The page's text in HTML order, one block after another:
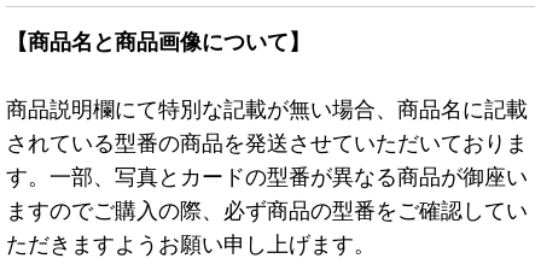
【商品名と商品画像について】
商品説明欄にて特別な記載が無い場合、商品名に記載
されている型番の商品を発送させていただいておりま
す。一部、写真とカードの型番が異なる商品が御座い
ますのでご購入の際、必ず商品の型番をご確認してい
ただきますようお願い申し上げます。